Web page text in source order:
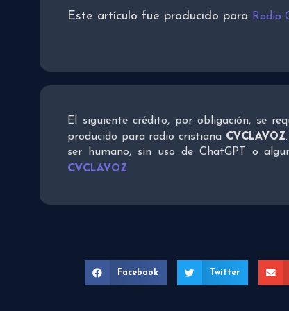
Este artículo fue producido para Radio
El siguiente crédito, por obligación, se
producido para radio cristiana CVCLAVOZ
ser humano, sin uso de ChatGPT o
CVCLAVOZ
Facebook Twitter